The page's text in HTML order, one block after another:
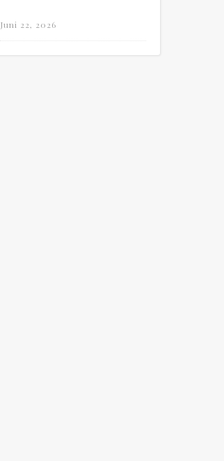
Juni 22, 2026